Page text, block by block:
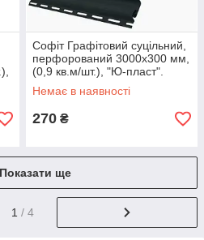
Софіт Графітовий суцільний,
перфорований 3000х300 мм,
(0,9 кв.м/шт.), "Ю-пласт".
Немає в наявності
270 ₴
Показати ще
1 / 4